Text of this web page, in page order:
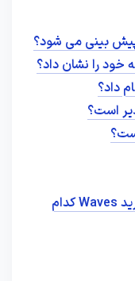
داد؟
بهترین صرافی های خارجی برای خرید Waves کدام